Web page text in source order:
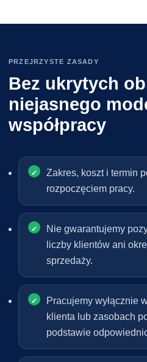
PRZEJRZYSTE ZASADY
Bez ukrytych
niejasnego
współpracy
Zakres, koszt i termin
rozpoczęciem pracy.
Nie gwarantujemy
liczby klientów ani
sprzedaży.
Pracujemy wyłącznie
klienta lub zasobach
podstawie